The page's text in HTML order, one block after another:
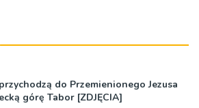
do Przemienionego Jezusa
górę Tabor [ZDJĘCIA]